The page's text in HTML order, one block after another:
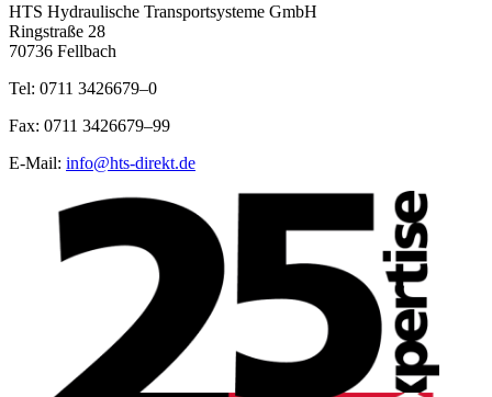
HTS Hydraulische Transportsysteme GmbH
Ringstraße 28
70736 Fellbach
Tel: 0711 3426679–0
Fax: 0711 3426679–99
E-Mail: info@hts-direkt.de